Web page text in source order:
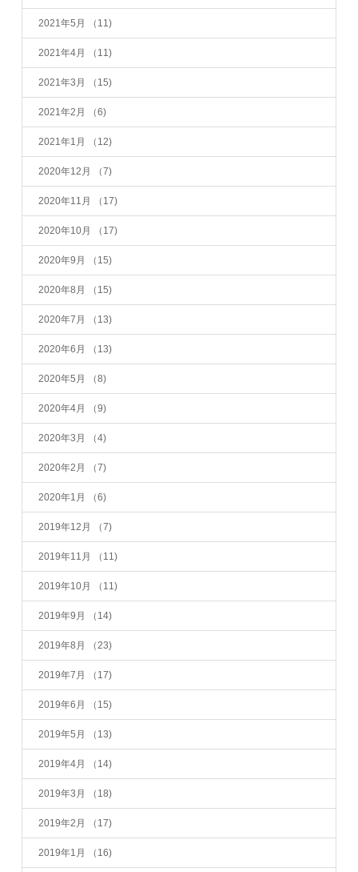
2021年5月 （11)
2021年4月 （11)
2021年3月 （15)
2021年2月 （6)
2021年1月 （12)
2020年12月 （7)
2020年11月 （17)
2020年10月 （17)
2020年9月 （15)
2020年8月 （15)
2020年7月 （13)
2020年6月 （13)
2020年5月 （8)
2020年4月 （9)
2020年3月 （4)
2020年2月 （7)
2020年1月 （6)
2019年12月 （7)
2019年11月 （11)
2019年10月 （11)
2019年9月 （14)
2019年8月 （23)
2019年7月 （17)
2019年6月 （15)
2019年5月 （13)
2019年4月 （14)
2019年3月 （18)
2019年2月 （17)
2019年1月 （16)